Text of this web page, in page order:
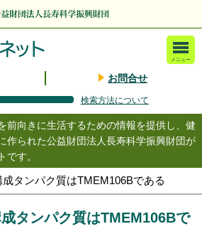
お問合せ
メニュー
検索方法について
前向きに生活するための情報を提供し、健
作られた公益財団法人長寿科学振興財団が
です。
成タンパク質はTMEM106Bである
タンパク質はTMEM106Bで